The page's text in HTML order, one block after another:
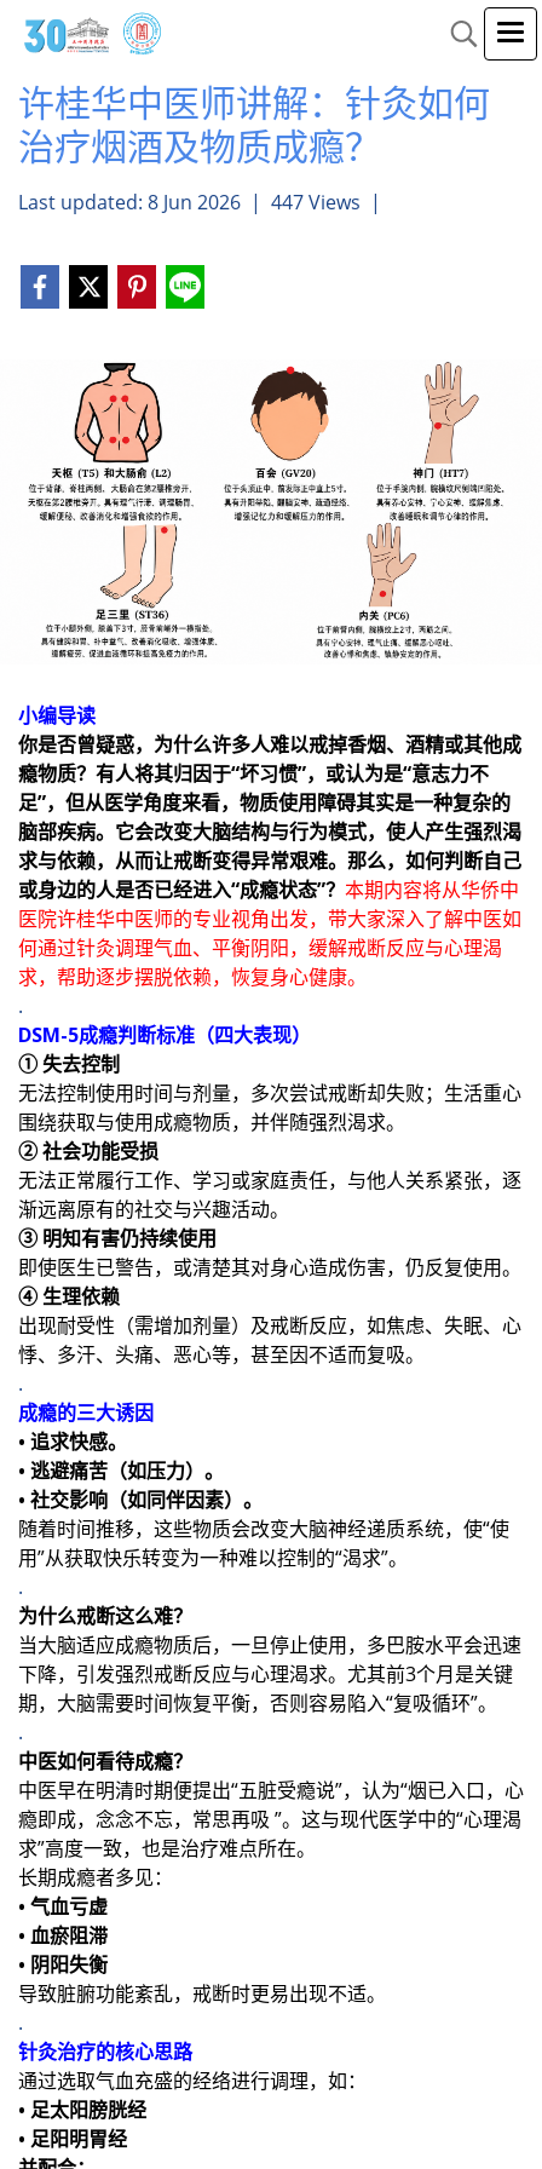
许桂华中医师讲解：针灸如何
治疗烟酒及物质成瘾？
Last updated: 8 Jun 2026 | 447 Views |
小编导读
你是否曾疑惑，为什么许多人难以戒掉香烟、酒精或其他成
瘾物质？有人将其归因于“坏习惯”，或认为是“意志力不
足”，但从医学角度来看，物质使用障碍其实是一种复杂的
脑部疾病。它会改变大脑结构与行为模式，使人产生强烈渴
求与依赖，从而让戒断变得异常艰难。那么，如何判断自己
或身边的人是否已经进入“成瘾状态”？ 本期内容将从华侨中
医院许桂华中医师的专业视角出发，带大家深入了解中医如
何通过针灸调理气血、平衡阴阳，缓解戒断反应与心理渴
求，帮助逐步摆脱依赖，恢复身心健康。
.
DSM-5成瘾判断标准（四大表现）
① 失去控制
无法控制使用时间与剂量，多次尝试戒断却失败；生活重心
围绕获取与使用成瘾物质，并伴随强烈渴求。
② 社会功能受损
无法正常履行工作、学习或家庭责任，与他人关系紧张，逐
渐远离原有的社交与兴趣活动。
③ 明知有害仍持续使用
即使医生已警告，或清楚其对身心造成伤害，仍反复使用。
④ 生理依赖
出现耐受性（需增加剂量）及戒断反应，如焦虑、失眠、心
悸、多汗、头痛、恶心等，甚至因不适而复吸。
.
成瘾的三大诱因
• 追求快感。
• 逃避痛苦（如压力）。
• 社交影响（如同伴因素）。
随着时间推移，这些物质会改变大脑神经递质系统，使“使
用”从获取快乐转变为一种难以控制的“渴求”。
.
为什么戒断这么难？
当大脑适应成瘾物质后，一旦停止使用，多巴胺水平会迅速
下降，引发强烈戒断反应与心理渴求。尤其前3个月是关键
期，大脑需要时间恢复平衡，否则容易陷入“复吸循环”。
.
中医如何看待成瘾？
中医早在明清时期便提出“五脏受瘾说”，认为“烟已⼊⼝，⼼
瘾即成，念念不忘，常思再吸 ”。这与现代医学中的“心理渴
求”高度一致，也是治疗难点所在。
长期成瘾者多见：
• 气血亏虚
• 血瘀阻滞
• 阴阳失衡
导致脏腑功能紊乱，戒断时更易出现不适。
.
针灸治疗的核心思路
通过选取气血充盛的经络进行调理，如：
• 足太阳膀胱经
• 足阳明胃经